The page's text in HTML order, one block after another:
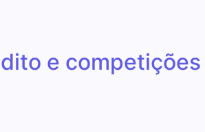
e competições